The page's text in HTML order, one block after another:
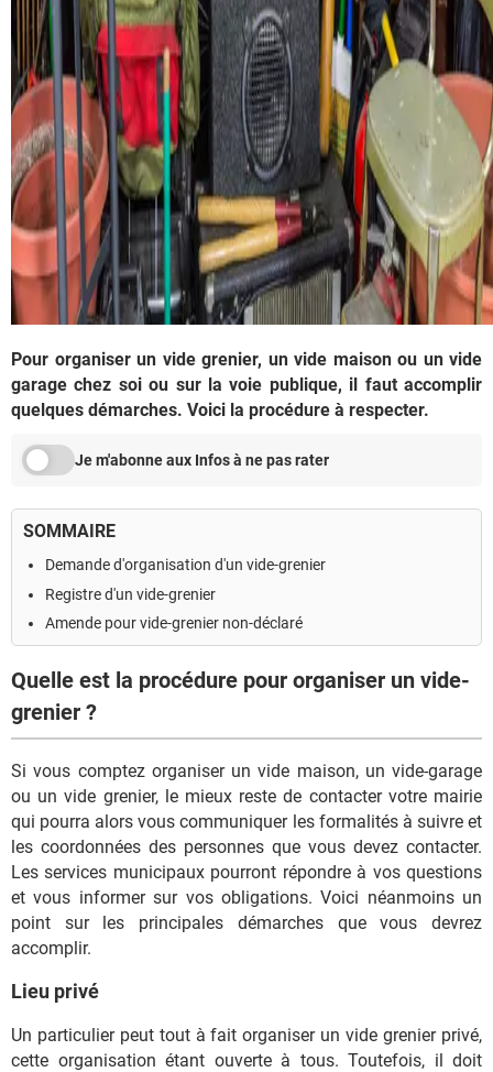
Pour organiser un vide grenier, un vide maison ou un vide
garage chez soi ou sur la voie publique, il faut accomplir
quelques démarches. Voici la procédure à respecter.
Je m'abonne aux Infos à ne pas rater
SOMMAIRE
Demande d'organisation d'un vide-grenier
Registre d'un vide-grenier
Amende pour vide-grenier non-déclaré
Quelle est la procédure pour organiser un vide-
grenier ?
Si vous comptez organiser un vide maison, un vide-garage
ou un vide grenier, le mieux reste de contacter votre mairie
qui pourra alors vous communiquer les formalités à suivre et
les coordonnées des personnes que vous devez contacter.
Les services municipaux pourront répondre à vos questions
et vous informer sur vos obligations. Voici néanmoins un
point sur les principales démarches que vous devrez
accomplir.
Lieu privé
Un particulier peut tout à fait organiser un vide grenier privé,
cette organisation étant ouverte à tous. Toutefois, il doit